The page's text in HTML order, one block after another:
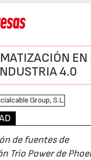
EN
4.0
de fuentes de
Trio Power de